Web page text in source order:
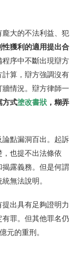
大的不法利益、犯
獲利的適用提出合
程序中不斷出現辯方
算，辯方強調沒有
情況。辯方律師一
方式塗改書狀 ，糊弄
點漏洞百出。起訴
也提不出法條依
露義務。但是何謂
無法說明。
出具有足夠證明力
罪。但其他罪名仍
元的重刑。